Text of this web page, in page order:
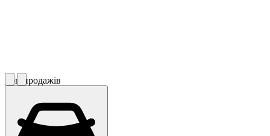
Топ продажів